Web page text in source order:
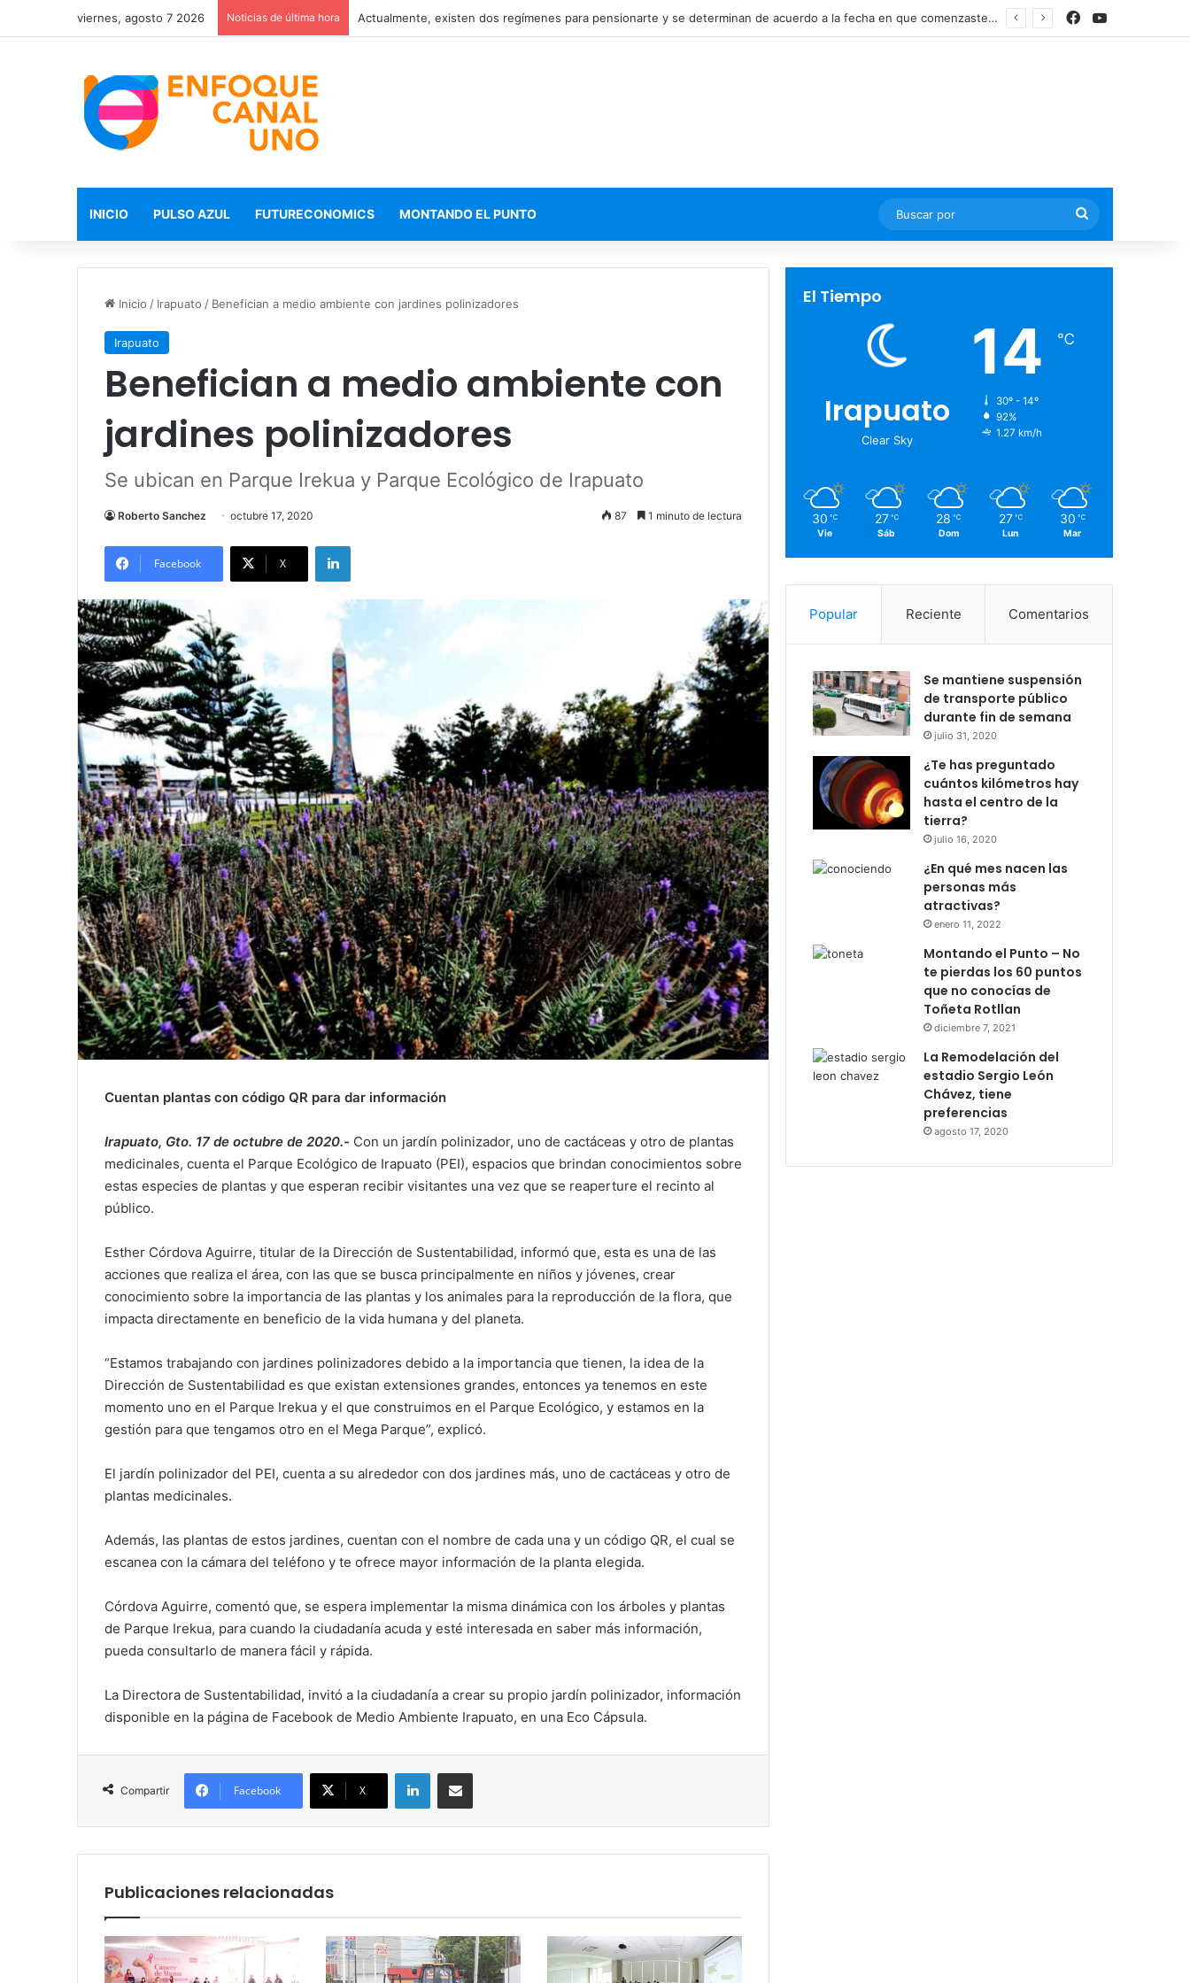
viernes, agosto 7 2026 Noticias de última hora Actualmente, existen dos regímenes para pensionarte y se determinan de acuerdo a la fecha en que comenzaste tus cotizaciones ante el IMSS Facebook
INICIO PULSO AZUL FUTURECONOMICS MONTANDO EL PUNTO
Buscar
por
Inicio / Irapuato / Benefician a medio ambiente con jardines polinizadores
Irapuato
Benefician a medio ambiente con
jardines polinizadores
Se ubican en Parque Irekua y Parque Ecológico de Irapuato
Roberto Sanchez octubre 17, 2020 87 1 minuto de lectura
Facebook X
Cuentan plantas con código QR para dar información
Irapuato, Gto. 17 de octubre de 2020.- Con un jardín polinizador, uno de cactáceas y otro de plantas
medicinales, cuenta el Parque Ecológico de Irapuato (PEI), espacios que brindan conocimientos sobre
estas especies de plantas y que esperan recibir visitantes una vez que se reaperture el recinto al
público.
Esther Córdova Aguirre, titular de la Dirección de Sustentabilidad, informó que, esta es una de las
acciones que realiza el área, con las que se busca principalmente en niños y jóvenes, crear
conocimiento sobre la importancia de las plantas y los animales para la reproducción de la flora, que
impacta directamente en beneficio de la vida humana y del planeta.
“Estamos trabajando con jardines polinizadores debido a la importancia que tienen, la idea de la
Dirección de Sustentabilidad es que existan extensiones grandes, entonces ya tenemos en este
momento uno en el Parque Irekua y el que construimos en el Parque Ecológico, y estamos en la
gestión para que tengamos otro en el Mega Parque”, explicó.
El jardín polinizador del PEI, cuenta a su alrededor con dos jardines más, uno de cactáceas y otro de
plantas medicinales.
Además, las plantas de estos jardines, cuentan con el nombre de cada una y un código QR, el cual se
escanea con la cámara del teléfono y te ofrece mayor información de la planta elegida.
Córdova Aguirre, comentó que, se espera implementar la misma dinámica con los árboles y plantas
de Parque Irekua, para cuando la ciudadanía acuda y esté interesada en saber más información,
pueda consultarlo de manera fácil y rápida.
La Directora de Sustentabilidad, invitó a la ciudadanía a crear su propio jardín polinizador, información
disponible en la página de Facebook de Medio Ambiente Irapuato, en una Eco Cápsula.
Compartir Facebook X
Publicaciones relacionadas
El Tiempo
Irapuato
Clear Sky
14 ℃
30º - 14º
92%
1.27 km/h
30 ℃
Vie
27 ℃
Sáb
28 ℃
Dom
27 ℃
Lun
30 ℃
Mar
Popular Reciente Comentarios
Se mantiene suspensión
de transporte público
durante fin de semana
julio 31, 2020
¿Te has preguntado
cuántos kilómetros hay
hasta el centro de la
tierra?
julio 16, 2020
¿En qué mes nacen las
personas más
atractivas?
enero 11, 2022
Montando el Punto – No
te pierdas los 60 puntos
que no conocías de
Toñeta Rotllan
diciembre 7, 2021
La Remodelación del
estadio Sergio León
Chávez, tiene
preferencias
agosto 17, 2020